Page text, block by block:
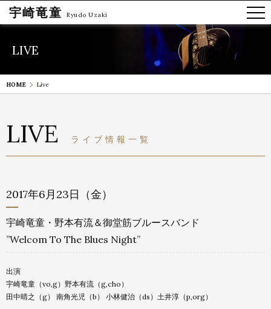
宇崎竜童 Ryudo Uzaki
LIVE
HOME Live
LIVE ライブ情報一覧
2017年6月23日（金）
宇崎竜童・野本有流＆御堂筋ブルースバンド
”Welcom To The Blues Night”
出演
宇崎竜童（vo,g）野本有流（g,cho）
田中晴之（g） 南角光児（b） 小林健治（ds）土井淳（p,org）